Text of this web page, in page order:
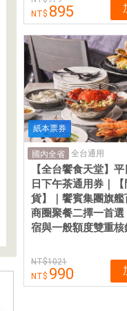
895
紙本票券
國內全省 全台通用
【全台饗食天堂】
日下午茶通用券｜
貨】｜饗賓集團旗
商圈聚餐二擇一首
宿與一般額度雙重核
1021
990